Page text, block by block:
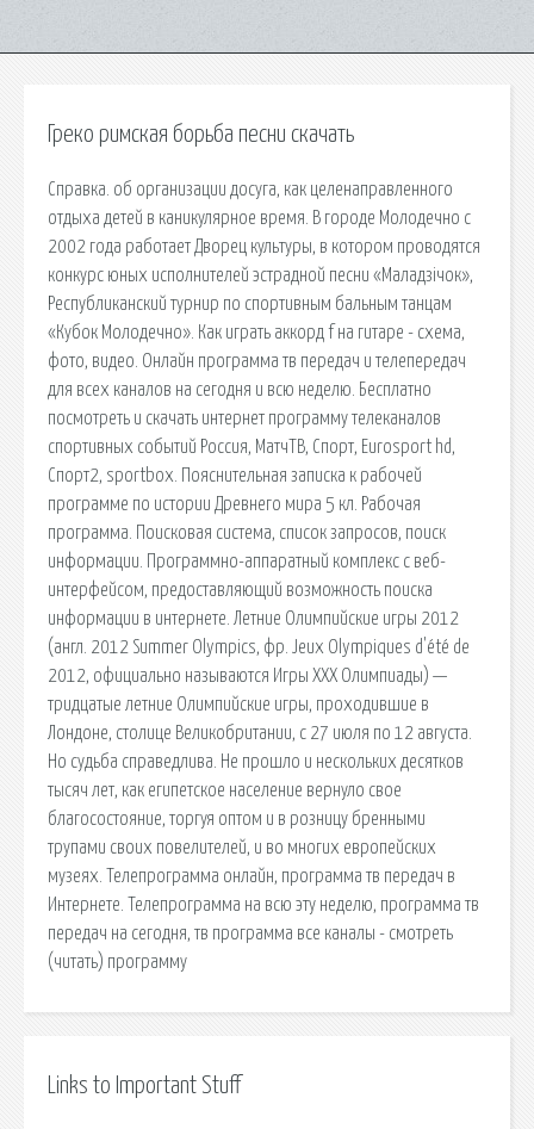
Греко римская борьба песни скачать
Справка. об организации досуга, как целенаправленного
отдыха детей в каникулярное время. В городе Молодечно с
2002 года работает Дворец культуры, в котором проводятся
конкурс юных исполнителей эстрадной песни «Маладзічок»,
Республиканский турнир по спортивным бальным танцам
«Кубок Молодечно». Как играть аккорд f на гитаре - схема,
фото, видео. Онлайн программа тв передач и телепередач
для всех каналов на сегодня и всю неделю. Бесплатно
посмотреть и скачать интернет программу телеканалов
спортивных событий Россия, МатчТВ, Спорт, Eurosport hd,
Cпорт2, sportbox. Пояснительная записка к рабочей
программе по истории Древнего мира 5 кл. Рабочая
программа. Поисковая сиcтема, список запросов, поиск
информации. Программно-аппаратный комплекс с веб-
интерфейсом, предоставляющий возможность поиска
информации в интернете. Летние Олимпийские игры 2012
(англ. 2012 Summer Olympics, фр. Jeux Olympiques d'été de
2012, официально называются Игры XXX Олимпиады) —
тридцатые летние Олимпийские игры, проходившие в
Лондоне, столице Великобритании, с 27 июля по 12 августа.
Но судьба справедлива. Не прошло и нескольких десятков
тысяч лет, как египетское население вернуло свое
благосостояние, торгуя оптом и в розницу бренными
трупами своих повелителей, и во многих европейских
музеях. Телепрограмма онлайн, программа тв передач в
Интернете. Телепрограмма на всю эту неделю, программа тв
передач на сегодня, тв программа все каналы - смотреть
(читать) программу
Links to Important Stuff